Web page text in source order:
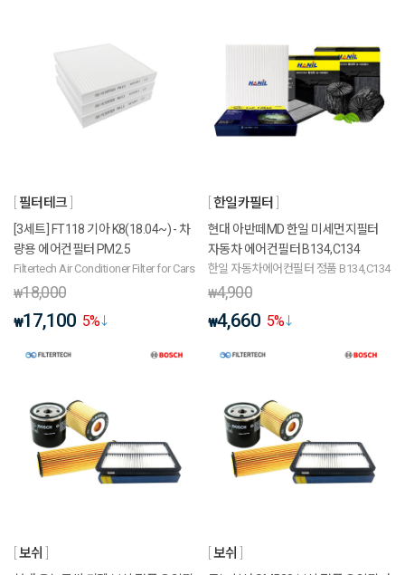
필터테크
[3세트] FT118 기아 K8(18.04~) - 차
량용 에어컨필터 PM2.5
Filtertech Air Conditioner Filter for Cars
₩18,000
₩17,100 5%
한일카필터
현대 아반떼MD 한일 미세먼지필터
자동차 에어컨필터 B134,C134
한일 자동차에어컨필터 정품 B134,C134
₩4,900
₩4,660 5%
보쉬 보쉬